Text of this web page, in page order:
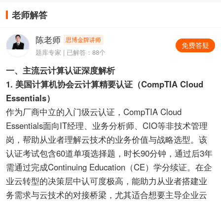
老师解答
陈老师 思博金牌讲师
题库专家 | 已解答：88个
免费答疑
一、主流云计算认证深度解析
1. 美国计算机协会云计算精要认证（CompTIA Cloud
Essentials）
作为厂商中立的入门级云认证，CompTIA Cloud
Essentials面向IT经理、业务分析师、CIO等非技术管理
岗，帮助从业者理解云技术的业务价值与战略选型。该
认证考试包含60道单项选择题，时长90分钟，通过后3年
需通过完成Continuing Education（CE）学分续证。在企
业云转型的决策层中认可度极高，能助力从业者搭建业
务需求与云技术的对接桥梁，尤其适合想要主导企业云